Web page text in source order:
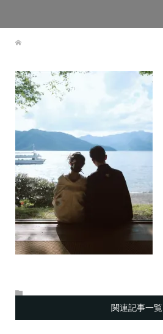
関連記事一覧